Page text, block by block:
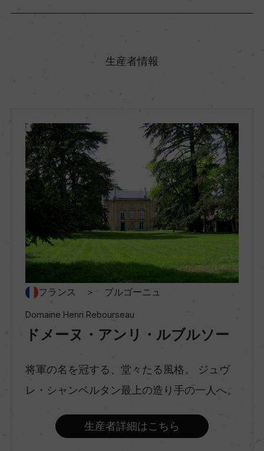
地区名
コート・ド・ニュイ
スティルワイン
味わい
品種（原材料）
ピノ・ノワール 100%
生産者情報
フランス ＞ ブルゴーニュ
Domaine Henri Rebourseau
ドメーヌ・アンリ・ルブルソー
将軍の名を冠する、堂々たる風格。 ジュヴ
レ・シャンベルタン最上の造り手の一人へ。
生産者詳細はこちら